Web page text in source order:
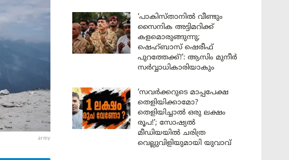
army
‘പാകിസ്താനിൽ വീണ്ടും
സൈനിക അട്ടിമറിക്ക്
കളമൊരുങ്ങുന്നു;
ഷെഹ്ബാസ് ഷെരീഫ്
പുറത്തേക്ക്!’: ആസിം മുനീർ
സർവ്വാധികാരിയാകും
‘സവർക്കറുടെ മാപ്പപേക്ഷ
തെളിയിക്കാമോ?
തെളിയിച്ചാൽ ഒരു ലക്ഷം
രൂപ!’; സോഷ്യൽ
മീഡിയയിൽ ചരിത്ര
വെല്ലുവിളിയുമായി യുവാവ്